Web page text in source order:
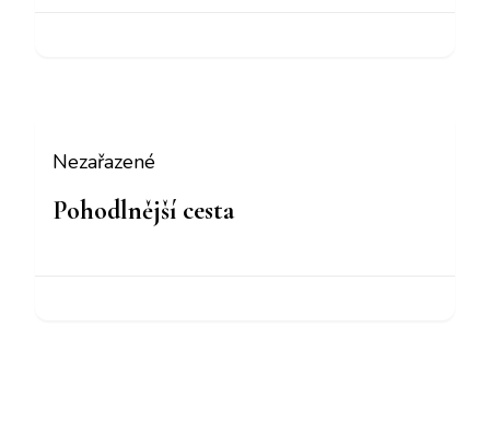
Nezařazené
Pohodlnější cesta